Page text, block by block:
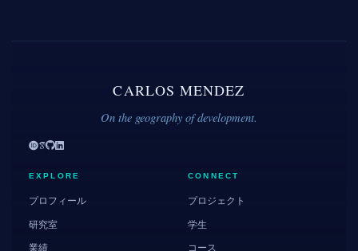
CARLOS MENDEZ
On the geography of development.
EXPLORE
プロフィール
研究室
業績
CONNECT
プロジェクト
学生
コース